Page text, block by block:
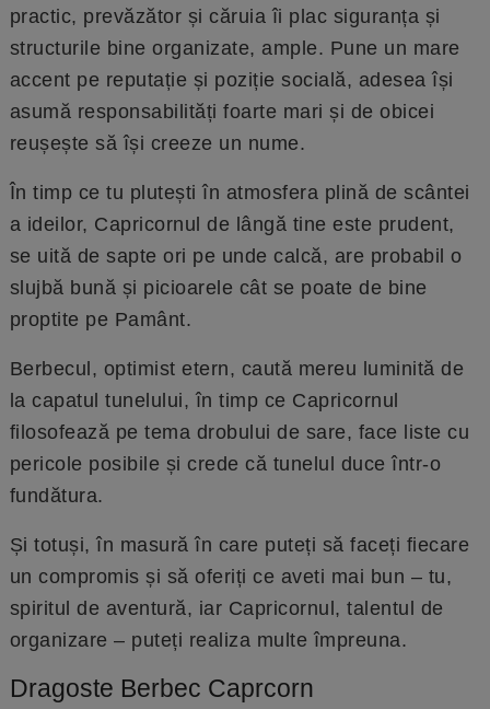
practic, prevăzător și căruia îi plac siguranța și
structurile bine organizate, ample. Pune un mare
accent pe reputație și poziție socială, adesea își
asumă responsabilități foarte mari și de obicei
reușește să își creeze un nume.
În timp ce tu plutești în atmosfera plină de scântei
a ideilor, Capricornul de lângă tine este prudent,
se uită de sapte ori pe unde calcă, are probabil o
slujbă bună și picioarele cât se poate de bine
proptite pe Pamânt.
Berbecul, optimist etern, caută mereu luminită de
la capatul tunelului, în timp ce Capricornul
filosofează pe tema drobului de sare, face liste cu
pericole posibile și crede că tunelul duce într-o
fundătura.
Și totuși, în masură în care puteți să faceți fiecare
un compromis și să oferiți ce aveti mai bun – tu,
spiritul de aventură, iar Capricornul, talentul de
organizare – puteți realiza multe împreuna.
Dragoste Berbec Caprcorn